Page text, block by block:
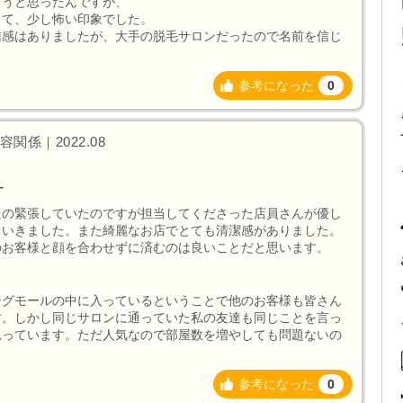
、少し怖い印象でした。
はありましたが、大手の脱毛サロンだったので名前を信じ
参考になった 0
関係｜2022.08
緊張していたのですが担当してくださった店員さんが優し
きました。また綺麗なお店でとても清潔感がありました。
客様と顔を合わせずに済むのは良いことだと思います。
モールの中に入っているということで他のお客様も皆さん
しかし同じサロンに通っていた私の友達も同じことを言っ
ています。ただ人気なので部屋数を増やしても問題ないの
参考になった 0